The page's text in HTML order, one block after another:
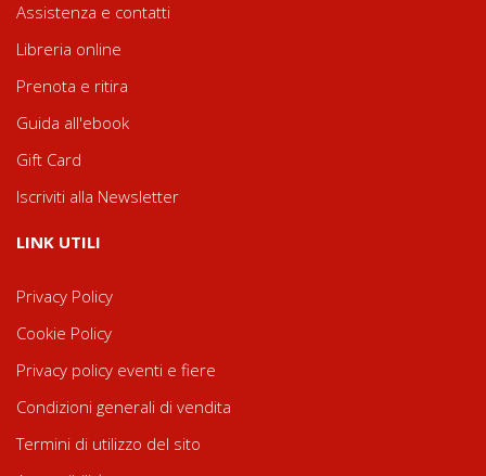
Assistenza e contatti
Libreria online
Prenota e ritira
Guida all'ebook
Gift Card
Iscriviti alla Newsletter
LINK UTILI
Privacy Policy
Cookie Policy
Privacy policy eventi e fiere
Condizioni generali di vendita
Termini di utilizzo del sito